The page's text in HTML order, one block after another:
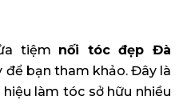
tiệm nối tóc đẹp Đà
để bạn tham khảo. Đây là
làm tóc sở hữu nhiều